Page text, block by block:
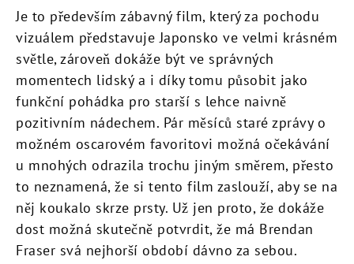
Je to především zábavný film, který za pochodu
vizuálem představuje Japonsko ve velmi krásném
světle, zároveň dokáže být ve správných
momentech lidský a i díky tomu působit jako
funkční pohádka pro starší s lehce naivně
pozitivním nádechem. Pár měsíců staré zprávy o
možném oscarovém favoritovi možná očekávání
u mnohých odrazila trochu jiným směrem, přesto
to neznamená, že si tento film zaslouží, aby se na
něj koukalo skrze prsty. Už jen proto, že dokáže
dost možná skutečně potvrdit, že má Brendan
Fraser svá nejhorší období dávno za sebou.